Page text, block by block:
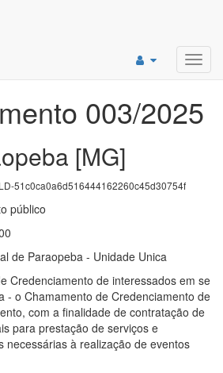
003/2025
[MG]
LD-51c0ca0a6d516444162260c45d30754f
público
de Paraopeba - Unidade Unica
Credenciamento de interessados em se
- o Chamamento de Credenciamento de
com a finalidade de contratação de
para prestação de serviços e
necessárias à realização de eventos